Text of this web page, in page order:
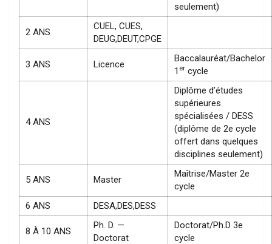
seulement)
2 ANS
CUEL, CUES,
DEUG,DEUT,CPGE
3 ANS Licence
Baccalauréat/Bachelor
1 er cycle
4 ANS
Diplôme d’études
supérieures
spécialisées / DESS
(diplôme de 2e cycle
offert dans quelques
disciplines seulement)
5 ANS Master
Maîtrise/Master 2e
cycle
6 ANS
DESA,DES,DESS
8 À 10 ANS
Ph. D. —
Doctorat
Doctorat/Ph.D 3e
cycle